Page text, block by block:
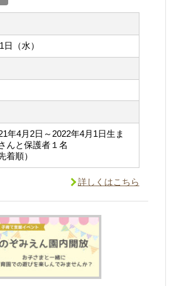
（水）
年4月2日～2022年4月1日生ま
んと保護者１名
着順）
詳しくはこちら